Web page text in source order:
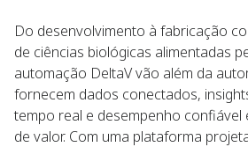
Do desenvolvimento à fabricação
de ciências biológicas alimentadas
automação DeltaV vão além da
fornecem dados conectados,
tempo real e desempenho confiável
de valor. Com uma plataforma